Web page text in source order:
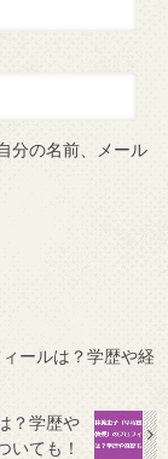
分の名前、メール
ールは？学歴や経
？学歴や
いても！